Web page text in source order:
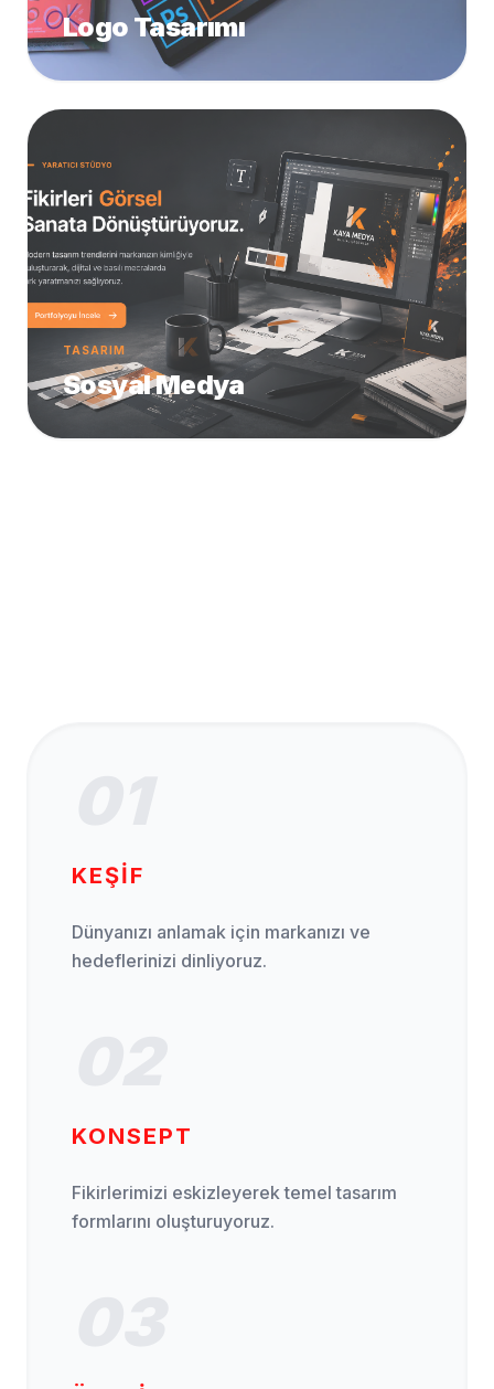
Logo Tasarımı
TASARIM
Sosyal Medya
KEŞIF
Dünyanızı anlamak için markanızı ve
hedeflerinizi dinliyoruz.
KONSEPT
Fikirlerimizi eskizleyerek temel tasarım
formlarını oluşturuyoruz.